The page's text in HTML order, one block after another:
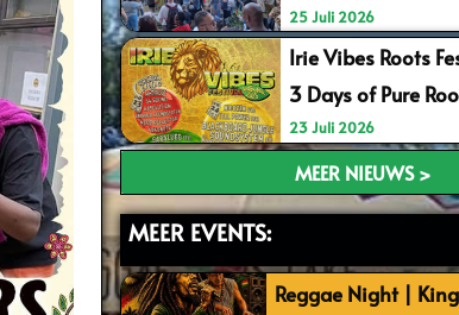
25 Juli 2026
Irie Vibes Roots
3 Days of Pure
23 Juli 2026
MEER NIEUWS >
MEER EVENTS:
Reggae Night |